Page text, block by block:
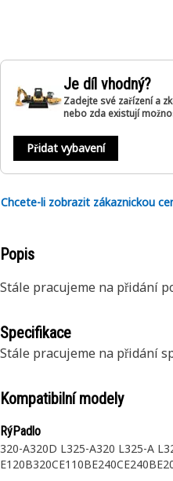
Je díl vhodný?
Zadejte své zařízení a
nebo zda existují
Přidat vybavení
Chcete-li zobrazit zákaznickou
Popis
Stále pracujeme na přidání
Specifikace
Stále pracujeme na přidání
Kompatibilní modely
RýPadlo
320-A320D L325-A320 L325-A L
E120B320CE110BE240CE240B